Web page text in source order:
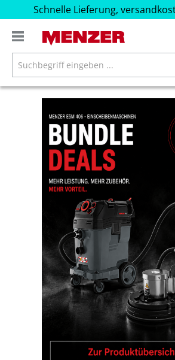
springen
Schnelle Lieferung,